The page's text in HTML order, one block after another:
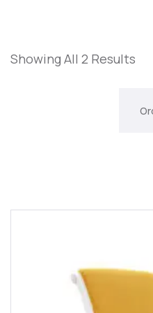
Showing All 2 Results